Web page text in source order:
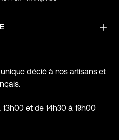
dédié à nos artisans et
et de 14h30 à 19h00